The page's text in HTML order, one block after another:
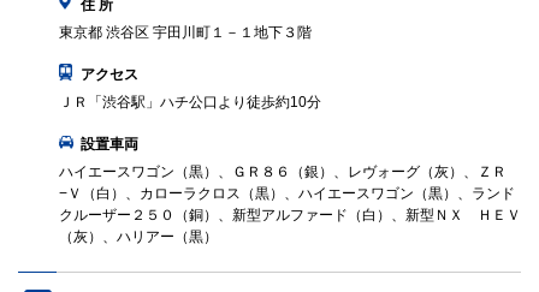
住 所
東京都 渋谷区 宇田川町１－１地下３階
アクセス
ＪＲ「渋谷駅」ハチ公口より徒歩約10分
設置車両
ハイエースワゴン（黒）、ＧＲ８６（銀）、レヴォーグ（灰）、ＺＲ
−Ｖ（白）、カローラクロス（黒）、ハイエースワゴン（黒）、ランド
クルーザー２５０（銅）、新型アルファード（白）、新型ＮＸ ＨＥＶ
（灰）、ハリアー（黒）